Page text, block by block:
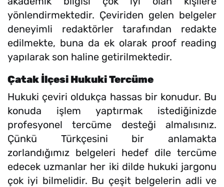
yönlendirmektedir. Çeviriden gelen belgeler
deneyimli redaktörler tarafından redakte
edilmekte, buna da ek olarak proof reading
yapılarak son haline getirilmektedir.
Çatak İlçesi Hukuki Tercüme
Hukuki çeviri oldukça hassas bir konudur. Bu
konuda işlem yaptırmak istediğinizde
profesyonel tercüme desteği almalısınız.
Çünkü Türkçesini bir anlamakta
zorlandığımız belgeleri hedef dile tercüme
edecek uzmanlar her iki dilde hukuki jargonu
çok iyi bilmelidir. Bu çeşit belgelerin adli ve